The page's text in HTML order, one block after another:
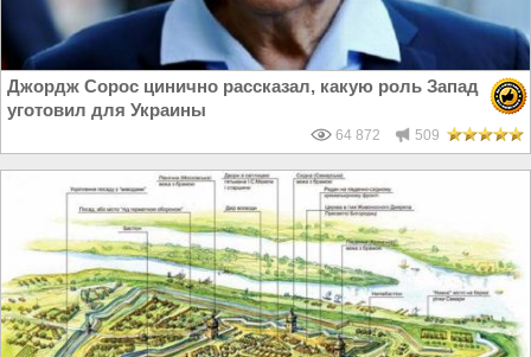
Джордж Сорос цинично рассказал, какую роль Запад
уготовил для Украины
64 872 509